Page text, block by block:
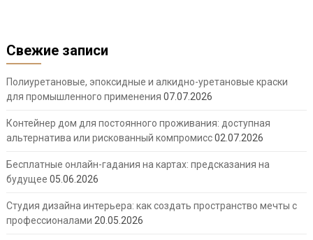
Свежие записи
Полиуретановые, эпоксидные и алкидно-уретановые краски
для промышленного применения 07.07.2026
Контейнер дом для постоянного проживания: доступная
альтернатива или рискованный компромисс02.07.2026
Бесплатные онлайн-гадания на картах: предсказания на
будущее 05.06.2026
Студия дизайна интерьера: как создать пространство мечты с
профессионалами 20.05.2026